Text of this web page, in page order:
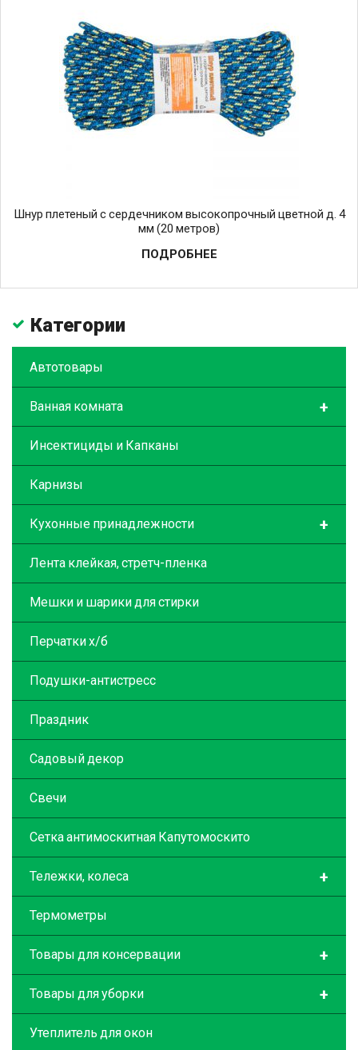
Шнур плетеный с сердечником высокопрочный цветной д. 4
мм (20 метров)
ПОДРОБНЕЕ
Категории
Автотовары
+
Ванная комната
Инсектициды и Капканы
Карнизы
+
Кухонные принадлежности
Лента клейкая, стретч-пленка
Мешки и шарики для стирки
Перчатки х/б
Подушки-антистресс
Праздник
Садовый декор
Свечи
Сетка антимоскитная Капутомоскито
+
Тележки, колеса
Термометры
+
Товары для консервации
+
Товары для уборки
Утеплитель для окон